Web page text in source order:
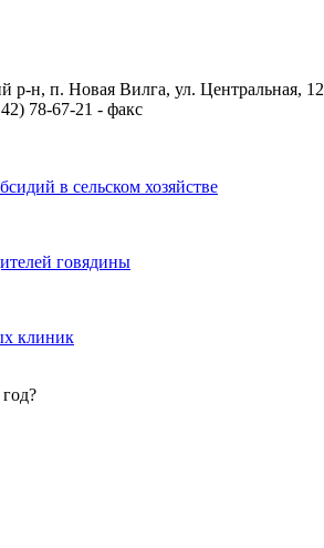
р-н, п. Новая Вилга, ул. Центральная, 12
78-67-21 - факс
в сельском хозяйстве
говядины
клиник